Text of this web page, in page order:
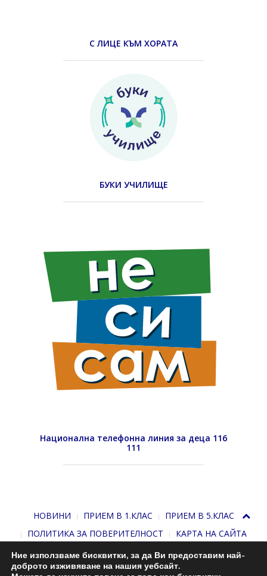
С ЛИЦЕ КЪМ ХОРАТА
БУКИ УЧИЛИЩЕ
Национална телефонна линия за деца 116
111
НОВИНИ ПРИЕМ В 1.КЛАС
ПРИЕМ В 5.КЛАС
ПОЛИТИКА ЗА ПОВЕРИТЕЛНОСТ
КАРТА НА САЙТА
Ние използваме бисквитки, за да Ви предоставим най-
доброто изживяване на нашия уебсайт.